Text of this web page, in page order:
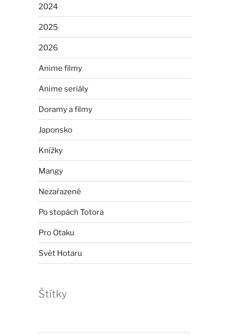
2024
2025
2026
Anime filmy
Anime seriály
Doramy a filmy
Japonsko
Knížky
Mangy
Nezařazené
Po stopách Totora
Pro Otaku
Svět Hotaru
Štítky